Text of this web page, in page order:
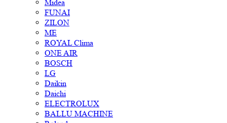
Midea
FUNAI
ZILON
ME
ROYAL Clima
ONE AIR
BOSCH
LG
Daikin
Daichi
ELECTROLUX
BALLU MACHINE